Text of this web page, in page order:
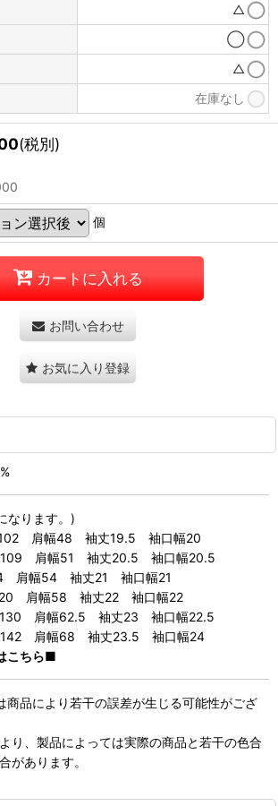
△
◯
△
在庫なし
(税別)
個
カートに入れる
お問い合わせ
お気に入り登録
なります。)
肩幅48 袖丈19.5 袖口幅20
肩幅51 袖丈20.5 袖口幅20.5
肩幅54 袖丈21 袖口幅21
肩幅58 袖丈22 袖口幅22
肩幅62.5 袖丈23 袖口幅22.5
142 肩幅68 袖丈23.5 袖口幅24
こちら■
商品により若干の誤差が生じる可能性がござ
り、製品によっては実際の商品と若干の色合
があります。